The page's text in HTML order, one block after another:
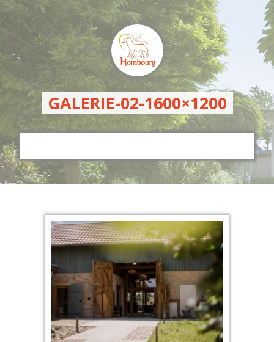
GALERIE-02-1600×1200